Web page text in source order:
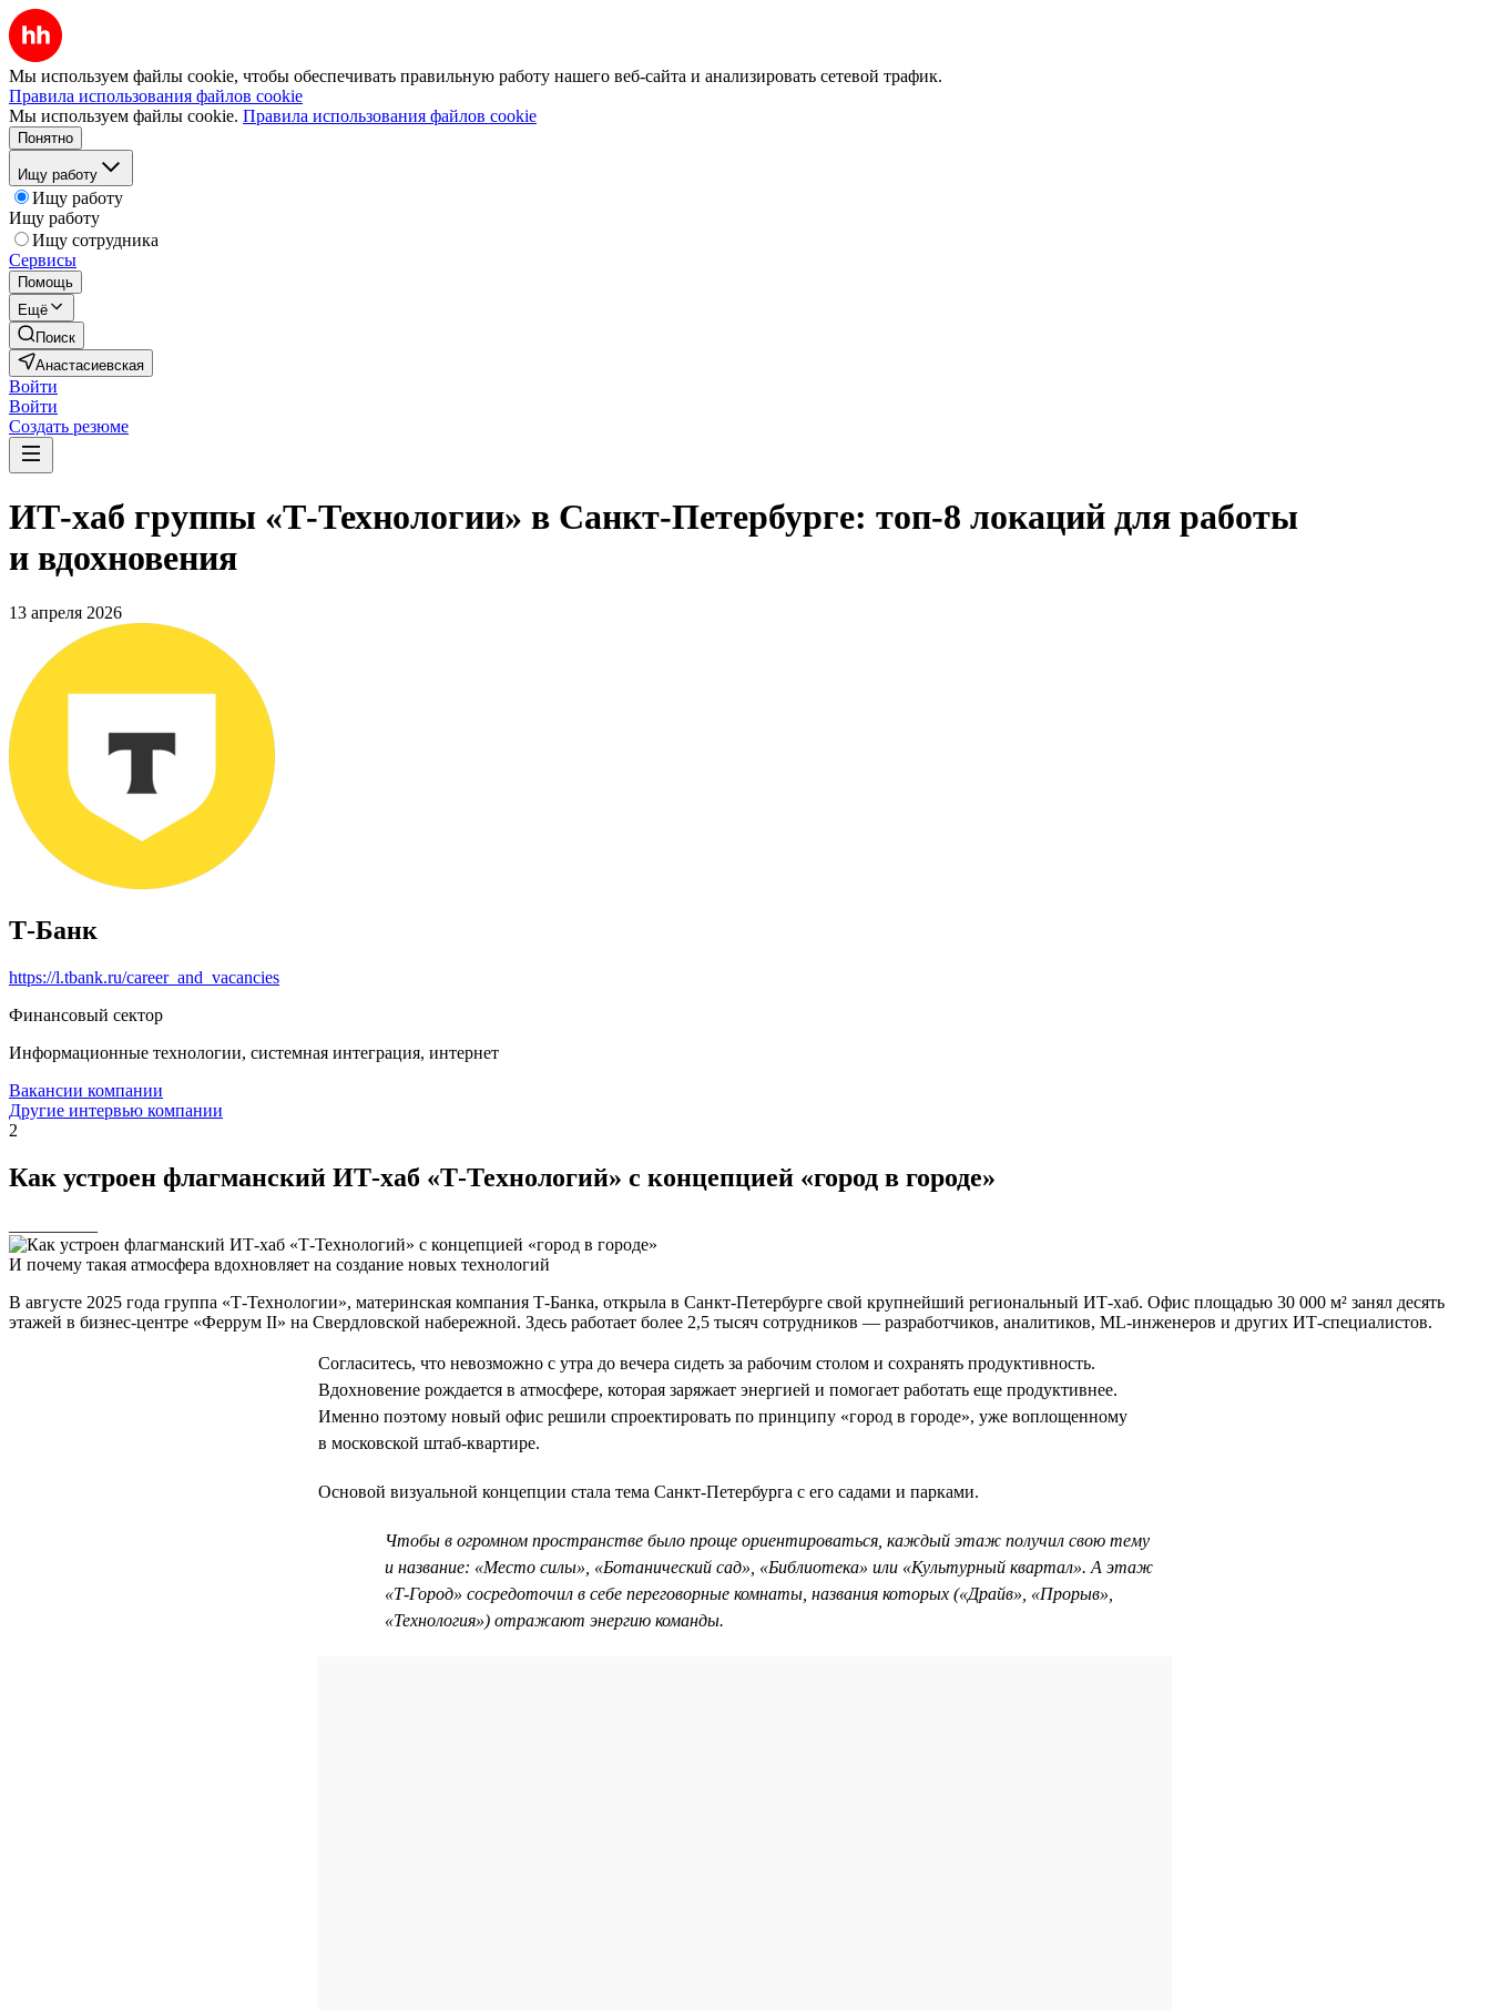
Мы используем файлы cookie, чтобы обеспечивать правильную работу нашего веб-сайта и анализировать сетевой трафик.
Правила использования файлов cookie
Мы используем файлы cookie. Правила использования файлов cookie
Понятно
Ищу работу
Ищу работу
Ищу работу
Ищу сотрудника
Сервисы
Помощь
Ещё
Поиск
Анастасиевская
Войти
Войти
Создать резюме
ИТ-хаб группы «Т-Технологии» в Санкт-Петербурге: топ-8 локаций для работы
и вдохновения
13 апреля 2026
Т-Банк
https://l.tbank.ru/career_and_vacancies
Финансовый сектор
Информационные технологии, системная интеграция, интернет
Вакансии компании
Другие интервью компании
2
Как устроен флагманский ИТ-хаб «Т-Технологий» с концепцией «город в городе»
И почему такая атмосфера вдохновляет на создание новых технологий
В августе 2025 года группа «Т-Технологии», материнская компания Т-Банка, открыла в Санкт-Петербурге свой крупнейший региональный ИТ-хаб. Офис площадью 30 000 м² занял десять
этажей в бизнес-центре «Феррум II» на Свердловской набережной. Здесь работает более 2,5 тысяч сотрудников — разработчиков, аналитиков, ML-инженеров и других ИТ-специалистов.
Согласитесь, что невозможно с утра до вечера сидеть за рабочим столом и сохранять продуктивность.
Вдохновение рождается в атмосфере, которая заряжает энергией и помогает работать еще продуктивнее.
Именно поэтому новый офис решили спроектировать по принципу «город в городе», уже воплощенному
в московской штаб-квартире.
Основой визуальной концепции стала тема Санкт-Петербурга с его садами и парками.
Чтобы в огромном пространстве было проще ориентироваться, каждый этаж получил свою тему
и название: «Место силы», «Ботанический сад», «Библиотека» или «Культурный квартал». А этаж
«Т-Город» сосредоточил в себе переговорные комнаты, названия которых («Драйв», «Прорыв»,
«Технология») отражают энергию команды.